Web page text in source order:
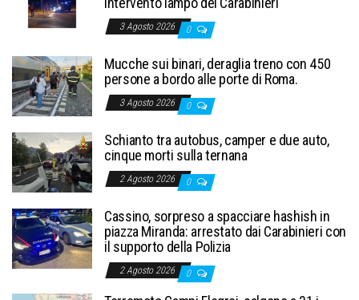
3 Agosto 2026 0
Mucche sui binari, deraglia treno con 450
persone a bordo alle porte di Roma.
3 Agosto 2026 0
Schianto tra autobus, camper e due auto,
cinque morti sulla ternana
2 Agosto 2026 0
Cassino, sorpreso a spacciare hashish in
piazza Miranda: arrestato dai Carabinieri con
il supporto della Polizia
2 Agosto 2026 0